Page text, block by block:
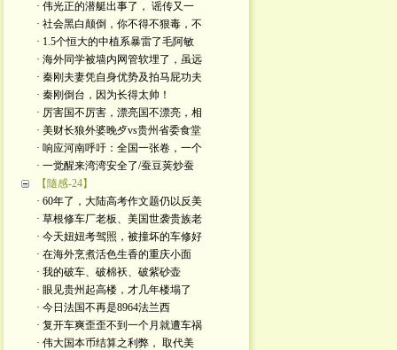
· 伟光正的潜艇出事了， 谣传又一
· 社会黑白颠倒，你不得不狠毒，不
· 1.5个恒大的中植系暴雷了毛阿敏
· 海外同学被墙内网管软埋了，虽远
· 秦刚夫妻凭自身优势及拍马屁功夫
· 秦刚倒台，因为长得太帅！
· 厉害国不厉害，漂亮国不漂亮，相
· 美财长狼外婆晚歺vs贵州省委食堂
· 响应河南呼吁：全国一张卷，一个
· 一觉醒来湾湾安全了/蚕豆荚炒蚕
【隨感-24】
· 60年了，大陆高考作文题仍以反美
· 草根修车厂老板、美国世袭贵族老
· 今天妞妞考驾照，被撞坏的车修好
· 在海外烹煮活色生香的重庆小面
· 我的破车、破棉袄、破紫砂壶
· 眼见贵州起高楼，才几年楼塌了
· 今日法国不再是8964法兰西
· 复开车爽歪歪不到一个月就遭车祸
· 伟大国本币结算之利弊， 取代美